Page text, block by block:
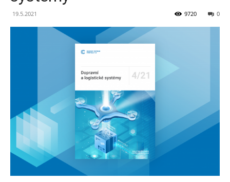
19.5.2021 0
9720